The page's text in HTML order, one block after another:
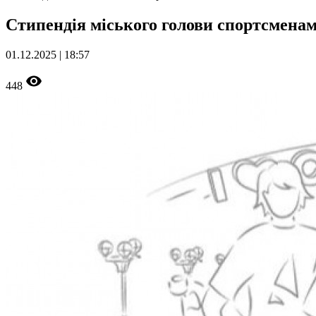
Стипендія міського голови
01.12.2025 | 18:57
448